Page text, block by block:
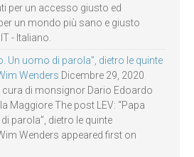
per un accesso giusto ed
un mondo più sano e giusto
- Italiano.
Un uomo di parola”, dietro le quinte
Wenders Dicembre 29, 2020
di monsignor Dario Edoardo
Maggiore The post LEV: “Papa
parola”, dietro le quinte
Wenders appeared first on